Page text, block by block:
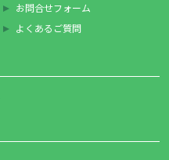
お問合せフォーム
よくあるご質問